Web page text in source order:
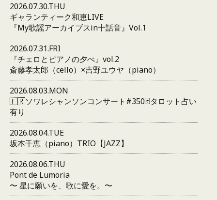
2026.07.30.THU
ギャランティーク和恵LIVE
『My歌謡アーカイブスin十話音』Vol.1
2026.07.31.FRI
『チェロとピアノの夕べ』vol.2
斎藤孝太郎（cello）×吉野ユウヤ（piano）
2026.08.03.MON
🇫🇷ソワレシャンソンコンサート#350🃏タロット占い
有り
2026.08.04.TUE
坂本千恵（piano）TRIO【JAZZ】
2026.08.06.THU
Pont de Lumoria
〜 星に願いを、歌に愛を。〜